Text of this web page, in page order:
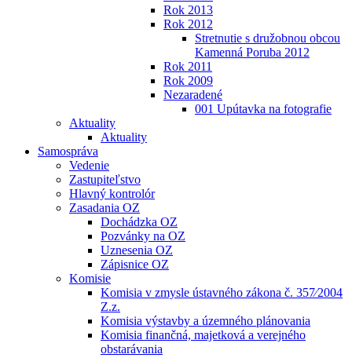
Rok 2013
Rok 2012
Stretnutie s družobnou obcou
Kamenná Poruba 2012
Rok 2011
Rok 2009
Nezaradené
001 Upútavka na fotografie
Aktuality
Aktuality
Samospráva
Vedenie
Zastupiteľstvo
Hlavný kontrolór
Zasadania OZ
Dochádzka OZ
Pozvánky na OZ
Uznesenia OZ
Zápisnice OZ
Komisie
Komisia v zmysle ústavného zákona č. 357⁄2004
Z.z.
Komisia výstavby a územného plánovania
Komisia finančná, majetková a verejného
obstarávania